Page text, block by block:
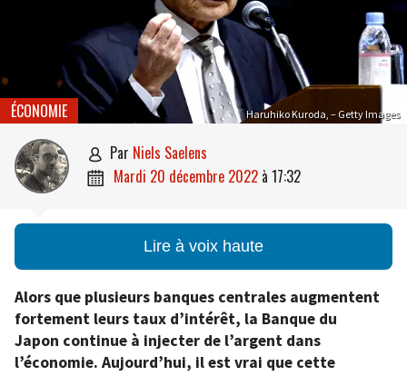
Haruhiko Kuroda, – Getty Images
ÉCONOMIE
 par Niels Saelens
 mardi 20 décembre 2022 à 17:32
Lire à voix haute
Alors que plusieurs banques centrales augmentent
fortement leurs taux d’intérêt, la Banque du
Japon continue à injecter de l’argent dans
l’économie. Aujourd’hui, il est vrai que cette